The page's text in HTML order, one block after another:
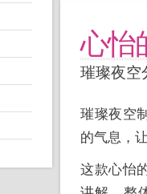
心怡
璀璨夜空
璀璨夜空
的气息，
这款心怡